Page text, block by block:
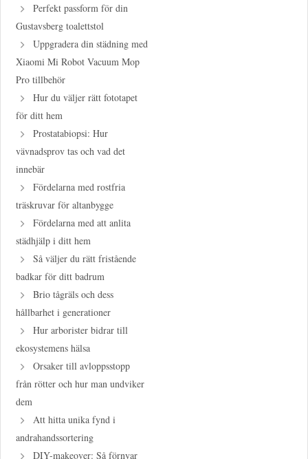
Perfekt passform för din
Gustavsberg toalettstol
Uppgradera din städning med
Xiaomi Mi Robot Vacuum Mop
Pro tillbehör
Hur du väljer rätt fototapet
för ditt hem
Prostatabiopsi: Hur
vävnadsprov tas och vad det
innebär
Fördelarna med rostfria
träskruvar för altanbygge
Fördelarna med att anlita
städhjälp i ditt hem
Så väljer du rätt fristående
badkar för ditt badrum
Brio tågräls och dess
hållbarhet i generationer
Hur arborister bidrar till
ekosystemens hälsa
Orsaker till avloppsstopp
från rötter och hur man undviker
dem
Att hitta unika fynd i
andrahandssortering
DIY-makeover: Så förnyar